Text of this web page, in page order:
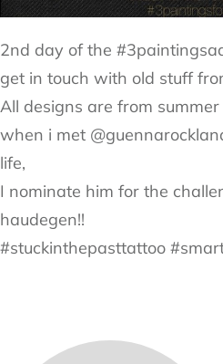
2nd day of the
get in touch with old stuff
All designs are from
when i met
life,
I nominate him for the
haudegen!!
#stuckinthepasttattoo